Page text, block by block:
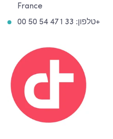
France
טלפון: 33 1 47 54 50 00+